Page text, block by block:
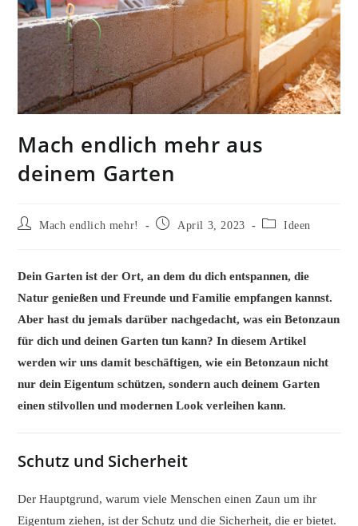
Mach endlich mehr aus
deinem Garten
Beitrags-
Mach endlich mehr!
BeitragApril 3, 2023
Beitrags-
Ideen
Dein Garten ist der Ort, an dem du dich entspannen, die
Natur genießen und Freunde und Familie empfangen kannst.
Aber hast du jemals darüber nachgedacht, was ein Betonzaun
für dich und deinen Garten tun kann? In diesem Artikel
werden wir uns damit beschäftigen, wie ein Betonzaun nicht
nur dein Eigentum schützen, sondern auch deinem Garten
einen stilvollen und modernen Look verleihen kann.
Schutz und Sicherheit
Der Hauptgrund, warum viele Menschen einen Zaun um ihr
Eigentum ziehen, ist der Schutz und die Sicherheit, die er bietet.